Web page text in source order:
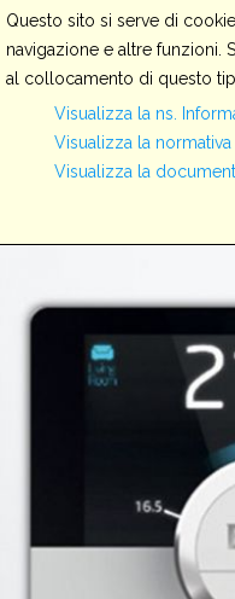
Servizi
View all
Questo sito si serve di
navigazione e altre funzioni.
al collocamento di questo
Visualizza la ns.
Visualizza la
Visualizza la